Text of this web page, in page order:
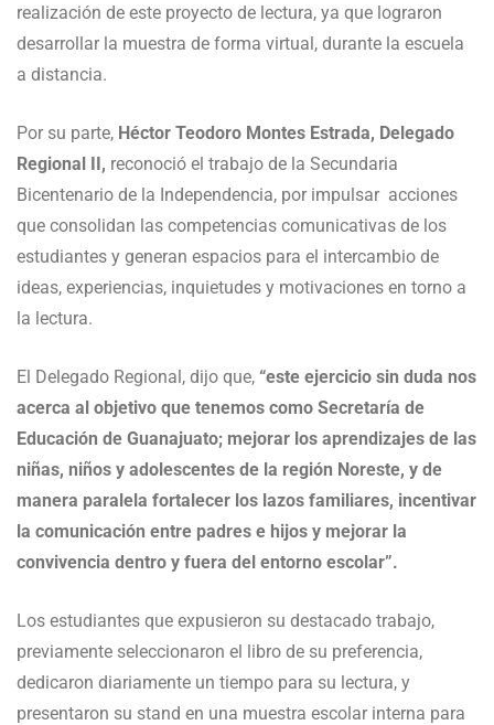
realización de este proyecto de lectura, ya que lograron
desarrollar la muestra de forma virtual, durante la escuela
a distancia.
Por su parte, Héctor Teodoro Montes Estrada, Delegado
Regional II, reconoció el trabajo de la Secundaria
Bicentenario de la Independencia, por impulsar acciones
que consolidan las competencias comunicativas de los
estudiantes y generan espacios para el intercambio de
ideas, experiencias, inquietudes y motivaciones en torno a
la lectura.
El Delegado Regional, dijo que, “este ejercicio sin duda nos
acerca al objetivo que tenemos como Secretaría de
Educación de Guanajuato; mejorar los aprendizajes de las
niñas, niños y adolescentes de la región Noreste, y de
manera paralela fortalecer los lazos familiares, incentivar
la comunicación entre padres e hijos y mejorar la
convivencia dentro y fuera del entorno escolar”.
Los estudiantes que expusieron su destacado trabajo,
previamente seleccionaron el libro de su preferencia,
dedicaron diariamente un tiempo para su lectura, y
presentaron su stand en una muestra escolar interna para